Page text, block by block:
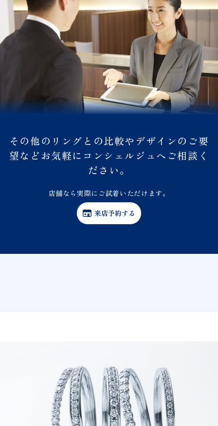
その他のリングとの比較やデザインのご要
望などお気軽にコンシェルジュへご相談く
ださい。
店舗なら実際にご試着いただけます。
来店予約する